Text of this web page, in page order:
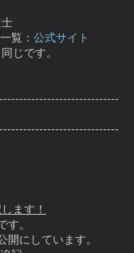
： 公式サイト
です。
ます！
。
にしています。